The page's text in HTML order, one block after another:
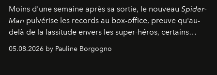
Moins d'une semaine après sa sortie, le nouveau Spider-
Man pulvérise les records au box-office, preuve qu'au-
delà de la lassitude envers les super-héros, certains
personnages continuent de susciter une ferveur intacte.
05.08.2026 by Pauline Borgogno